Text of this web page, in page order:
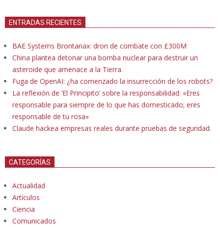
ENTRADAS RECIENTES
BAE Systems Brontanax: dron de combate con £300M
China plantea detonar una bomba nuclear para destruir un
asteroide que amenace a la Tierra.
Fuga de OpenAI: ¿ha comenzado la insurrección de los robots?
La reflexión de ‘El Principito’ sobre la responsabilidad: «Eres
responsable para siempre de lo que has domesticado; eres
responsable de tu rosa»
Claude hackea empresas reales durante pruebas de seguridad.
CATEGORÍAS
Actualidad
Artículos
Ciencia
Comunicados